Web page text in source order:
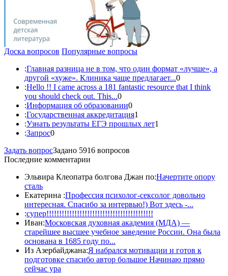
Доска вопросов Популярные вопросы
:Главная разница не в том, что один формат «лучше», а
другой «хуже». Клиника чаще предлагает...0
:Hello !! I came across a 181 fantastic resource that I think
you should check out. This...0
:Информация об образовании0
:Государственная аккредитация1
:Узнать результаты ЕГЭ прошлых лет1
:Запрос0
Задать вопросЗадано 5916 вопросов
Последние комментарии
Эльвира Клеопатра болгова Джан по:Начертите опору
сталь
Екатерина :Профессия психолог-сексолог довольно
интересная. Спасибо за интервью!) Вот здесь -...
:супер!!!!!!!!!!!!!!!!!!!!!!!!!!!!!!!!!!!!!!!!!!
Иван:Московская духовная академия (МДА) —
старейшее высшее учебное заведение России. Она была
основана в 1685 году по...
Из Азербайджана:Я набрался мотивации и готов к
подготовке спасибо автор большое Начинаю прямо
сейчас ура